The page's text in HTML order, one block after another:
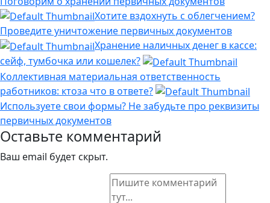
Хотите вздохнуть с облегчением?
Проведите уничтожение первичных документов
Хранение наличных денег в кассе:
сейф, тумбочка или кошелек?
Коллективная материальная ответственность
работников: ктоза что в ответе?
Используете свои формы? Не забудьте про реквизиты
первичных документов
Оставьте комментарий
Ваш email будет скрыт.